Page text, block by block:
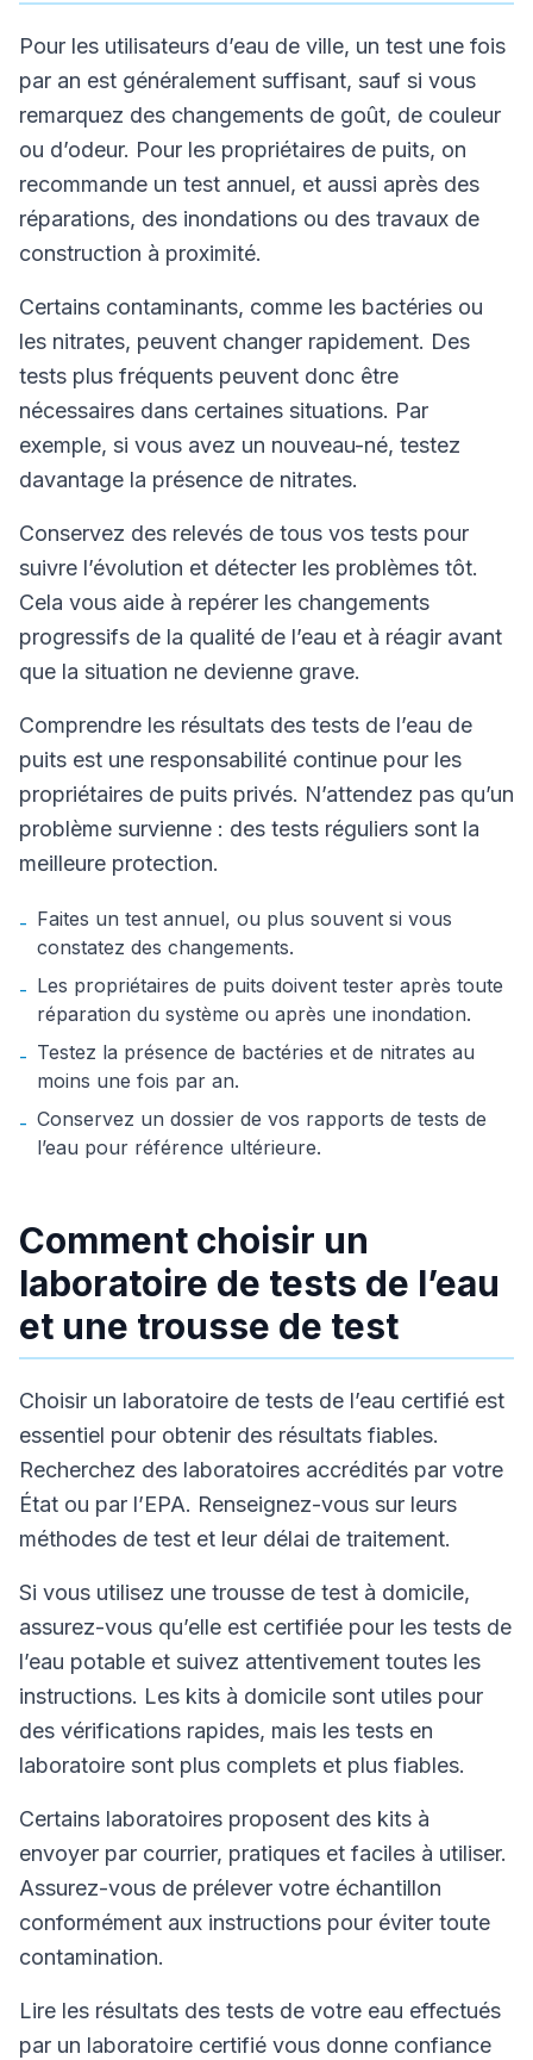
Pour les utilisateurs d’eau de ville, un test une fois
par an est généralement suffisant, sauf si vous
remarquez des changements de goût, de couleur
ou d’odeur. Pour les propriétaires de puits, on
recommande un test annuel, et aussi après des
réparations, des inondations ou des travaux de
construction à proximité.
Certains contaminants, comme les bactéries ou
les nitrates, peuvent changer rapidement. Des
tests plus fréquents peuvent donc être
nécessaires dans certaines situations. Par
exemple, si vous avez un nouveau-né, testez
davantage la présence de nitrates.
Conservez des relevés de tous vos tests pour
suivre l’évolution et détecter les problèmes tôt.
Cela vous aide à repérer les changements
progressifs de la qualité de l’eau et à réagir avant
que la situation ne devienne grave.
Comprendre les résultats des tests de l’eau de
puits est une responsabilité continue pour les
propriétaires de puits privés. N’attendez pas qu’un
problème survienne : des tests réguliers sont la
meilleure protection.
- Faites un test annuel, ou plus souvent si vous
constatez des changements.
- Les propriétaires de puits doivent tester après toute
réparation du système ou après une inondation.
- Testez la présence de bactéries et de nitrates au
moins une fois par an.
- Conservez un dossier de vos rapports de tests de
l’eau pour référence ultérieure.
Comment choisir un
laboratoire de tests de l’eau
et une trousse de test
Choisir un laboratoire de tests de l’eau certifié est
essentiel pour obtenir des résultats fiables.
Recherchez des laboratoires accrédités par votre
État ou par l’EPA. Renseignez-vous sur leurs
méthodes de test et leur délai de traitement.
Si vous utilisez une trousse de test à domicile,
assurez-vous qu’elle est certifiée pour les tests de
l’eau potable et suivez attentivement toutes les
instructions. Les kits à domicile sont utiles pour
des vérifications rapides, mais les tests en
laboratoire sont plus complets et plus fiables.
Certains laboratoires proposent des kits à
envoyer par courrier, pratiques et faciles à utiliser.
Assurez-vous de prélever votre échantillon
conformément aux instructions pour éviter toute
contamination.
Lire les résultats des tests de votre eau effectués
par un laboratoire certifié vous donne confiance